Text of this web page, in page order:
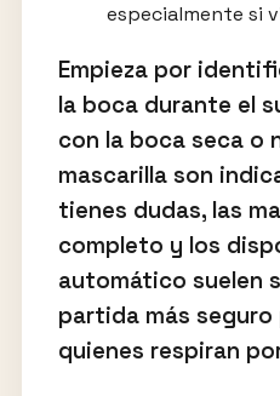
especialmente si
Empieza por
la boca durante el
con la boca seca o
mascarilla son
tienes dudas, las
completo y los
automático suelen
partida más seguro
quienes respiran